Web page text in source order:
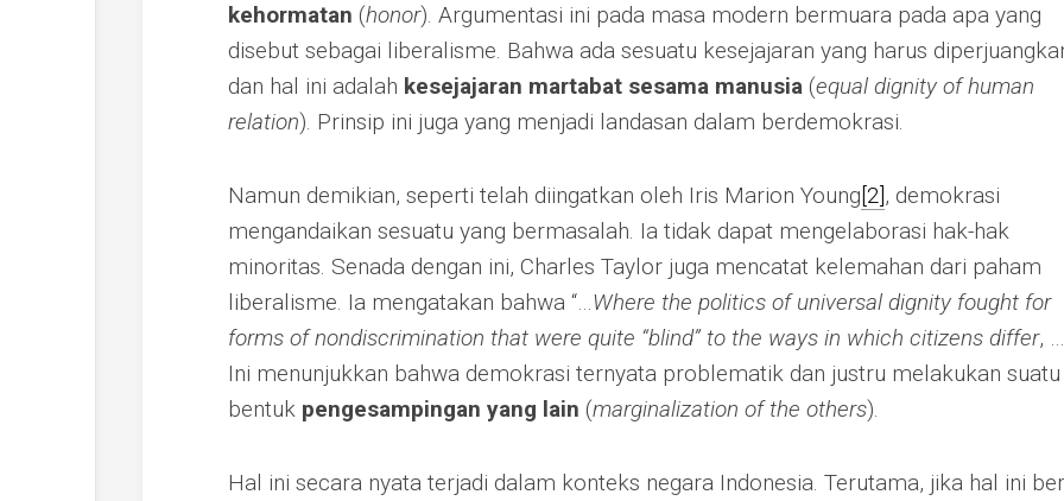
kehormatan (honor). Argumentasi ini pada masa modern bermuara pada apa yang
disebut sebagai liberalisme. Bahwa ada sesuatu kesejajaran yang harus
dan hal ini adalah kesejajaran martabat sesama manusia (equal dignity of human
relation). Prinsip ini juga yang menjadi landasan dalam berdemokrasi.
Namun demikian, seperti telah diingatkan oleh Iris Marion Young[2], demokrasi
mengandaikan sesuatu yang bermasalah. Ia tidak dapat mengelaborasi hak-hak
minoritas. Senada dengan ini, Charles Taylor juga mencatat kelemahan dari paham
liberalisme. Ia mengatakan bahwa “…Where the politics of universal dignity fought for
forms of nondiscrimination that were quite “blind” to the ways in which citizens differ,
Ini menunjukkan bahwa demokrasi ternyata problematik dan justru melakukan suatu
bentuk pengesampingan yang lain (marginalization of the others).
Hal ini secara nyata terjadi dalam konteks negara Indonesia. Terutama, jika hal ini